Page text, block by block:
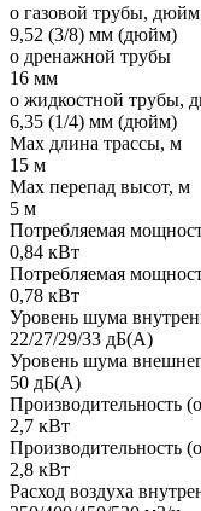
o газовой трубы, дюйм
9,52 (3/8) мм (дюйм)
o дренажной трубы
16 мм
o жидкостной трубы,
6,35 (1/4) мм (дюйм)
Мах длина трассы, м
15 м
Мах перепад высот, м
5 м
Потребляемая
0,84 кВт
Потребляемая
0,78 кВт
Уровень шума
22/27/29/33 дБ(А)
Уровень шума
50 дБ(А)
Производительность
2,7 кВт
Производительность
2,8 кВт
Расход воздуха